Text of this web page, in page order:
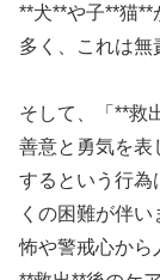
**犬**や子**猫
多く、これは無
そして、「**救
善意と勇気を表
するという行為
くの困難が伴
怖や警戒心から